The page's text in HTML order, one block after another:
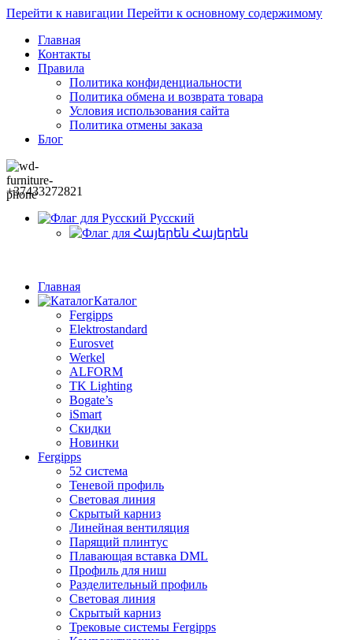
Перейти к навигации Перейти к основному содержимому
Главная
Контакты
Правила
Политика конфиденциальности
Политика обмена и возврата товара
Условия использования сайта
Политика отмены заказа
Блог
+37433272821
Русский
Հայերեն
Главная
Каталог
Fergipps
Elektrostandard
Eurosvet
Werkel
ALFORM
TK Lighting
Bogate’s
iSmart
Скидки
Новинки
Fergipps
52 система
Теневой профиль
Световая линия
Скрытый карниз
Линейная вентиляция
Парящий плинтус
Плавающая вставка DML
Профиль для ниш
Разделительный профиль
Световая линия
Скрытый карниз
Трековые системы Fergipps